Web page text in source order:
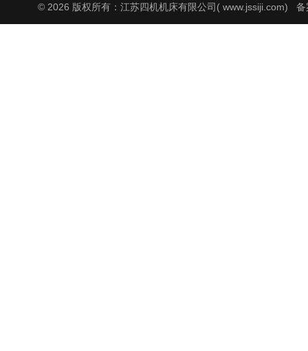
© 2026 版权所有：江苏四机机床有限公司( www.jssiji.com) 备